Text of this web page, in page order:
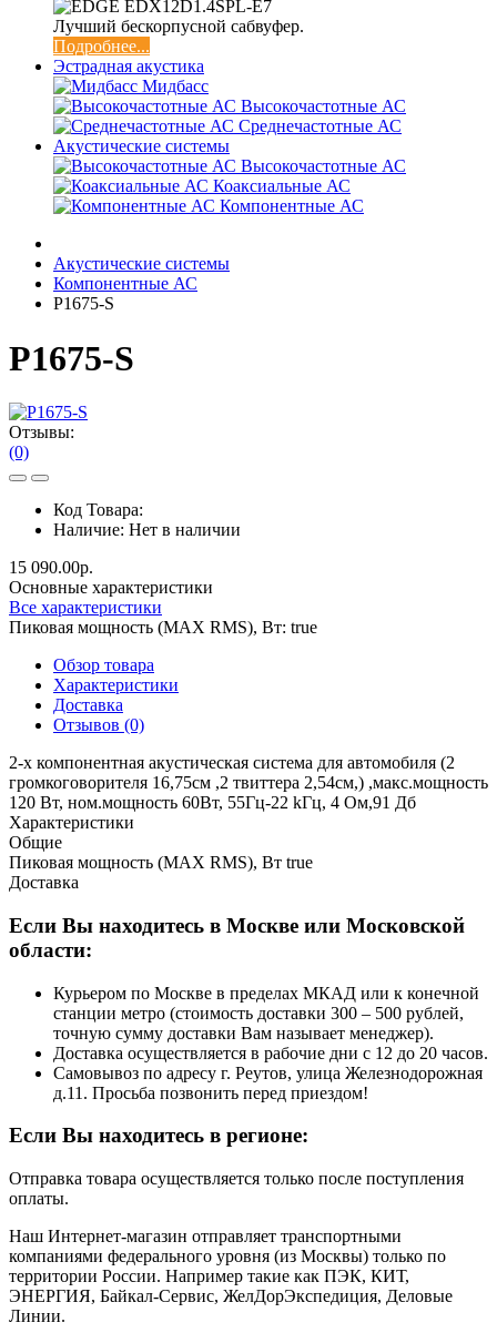
Лучший бескорпусной сабвуфер.
Подробнее...
Эстрадная акустика
Мидбасс
Высокочастотные АС
Среднечастотные АС
Акустические системы
Высокочастотные АС
Коаксиальные АС
Компонентные АС
Акустические системы
Компонентные АС
P1675-S
P1675-S
Отзывы:
(0)
Код Товара:
Наличие: Нет в наличии
15 090.00р.
Основные характеристики
Все характеристики
Пиковая мощность (MAX RMS), Вт: true
Обзор товара
Характеристики
Доставка
Отзывов (0)
2-х компонентная акустическая система для автомобиля (2
громкоговорителя 16,75см ,2 твиттера 2,54см,) ,макс.мощность
120 Вт, ном.мощность 60Вт, 55Гц-22 kГц, 4 Oм,91 Дб
Характеристики
Общие
Пиковая мощность (MAX RMS), Вт true
Доставка
Если Вы находитесь в Москве или Московской
области:
Курьером по Москве в пределах МКАД или к конечной
станции метро (стоимость доставки 300 – 500 рублей,
точную сумму доставки Вам называет менеджер).
Доставка осуществляется в рабочие дни с 12 до 20 часов.
Самовывоз по адресу г. Реутов, улица Железнодорожная
д.11. Просьба позвонить перед приездом!
Если Вы находитесь в регионе:
Отправка товара осуществляется только после поступления
оплаты.
Наш Интернет-магазин отправляет транспортными
компаниями федерального уровня (из Москвы) только по
территории России. Например такие как ПЭК, КИТ,
ЭНЕРГИЯ, Байкал-Сервис, ЖелДорЭкспедиция, Деловые
Линии.